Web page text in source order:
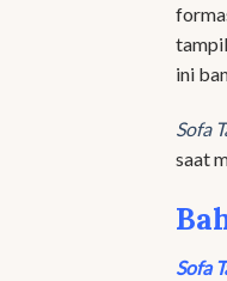
ini
Sofa
saat
Sofa